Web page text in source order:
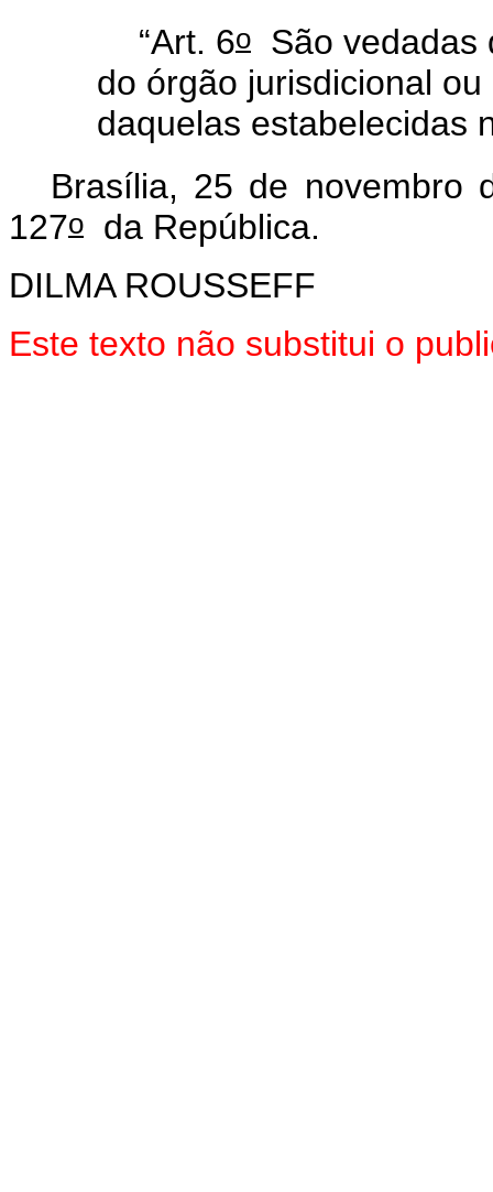
“Art. 6o São vedadas
do órgão jurisdicional
daquelas estabelecidas
Brasília, 25 de novembro
127o da República.
DILMA ROUSSEFF
Este texto não substitui o